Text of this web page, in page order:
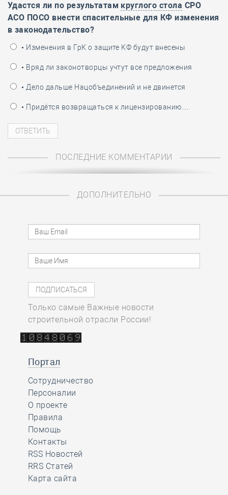
Удастся ли по результатам круглого стола СРО
АСО ПОСО внести спасительные для КФ изменения
в законодательство?
• Изменения в ГрК о защите КФ будут внесены
• Вряд ли законотворцы учтут все предложения
• Дело дальше Нацобъединений и не двинется
• Придётся возвращаться к лицензированию…
ПОСЛЕДНИЕ КОММЕНТАРИИ
ДОПОЛНИТЕЛЬНО
Только самые Важные новости
строительной отрасли России!
Портал
Сотрудничество
Персоналии
О проекте
Правила
Помощь
Контакты
RSS Новостей
RRS Статей
Карта сайта